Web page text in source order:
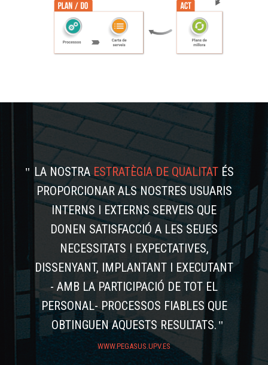
LA NOSTRAESTRATÈGIA DE QUALITAT ÉS
PROPORCIONAR ALS NOSTRES USUARIS
INTERNS I EXTERNS SERVEIS QUE
DONEN SATISFACCIÓ A LES SEUES
NECESSITATS I EXPECTATIVES,
DISSENYANT, IMPLANTANT I EXECUTANT
- AMB LA PARTICIPACIÓ DE TOT EL
PERSONAL- PROCESSOS FIABLES QUE
OBTINGUEN AQUESTS RESULTATS.
WWW.PEGASUS.UPV.ES